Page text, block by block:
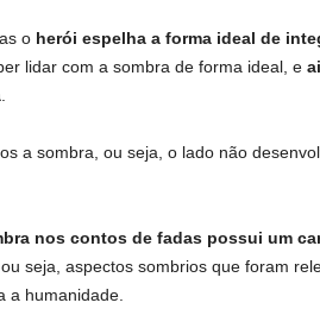
o herói espelha a forma ideal de
lidar com a sombra de forma ideal, e
.
a sombra, ou seja, o lado não
nos contos de fadas possui um
seja, aspectos sombrios que foram
a humanidade.